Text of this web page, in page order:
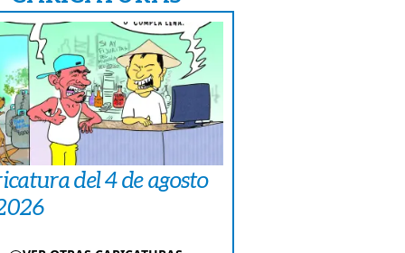
del 4 de agosto